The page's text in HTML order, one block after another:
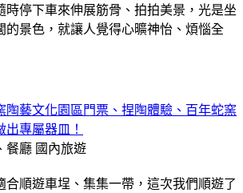
時停下車來伸展筋骨、拍拍美景，光是坐
的景色，就讓人覺得心曠神怡、煩惱全
陶藝文化園區門票、捏陶體驗、百年蛇窯
專屬器皿！
餐廳 國內旅遊
合順遊車埕、集集一帶，這次我們順遊了